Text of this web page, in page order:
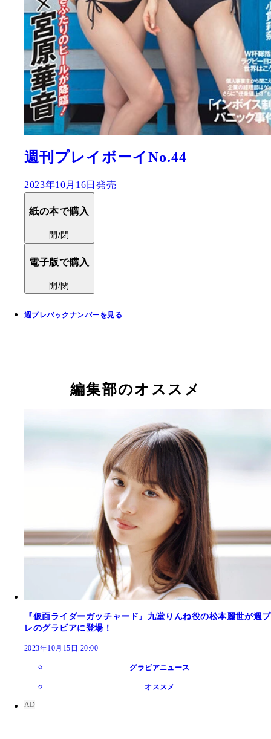
週刊プレイボーイNo.44
2023年10月16日発売
紙の本で購入
開/閉
電子版で購入
開/閉
週プレバックナンバーを見る
編集部のオススメ
『仮面ライダーガッチャード』九堂りんね役の松本麗世が週プ
レのグラビアに登場！
2023年10月15日 20:00
グラビアニュース
オススメ